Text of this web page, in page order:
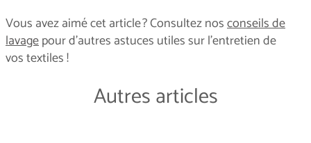
Vous avez aimé cet article ? Consultez nosconseils de
lavagepour d'autres astuces utiles sur l'entretien de
vos textiles !
Autres articles